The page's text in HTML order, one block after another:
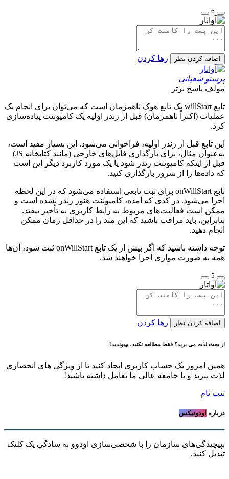
6
اضافه کردن نظر رها کردن
پرستو شعبانی
مولف پاسخ برتر
تابع willStart یک تابع هوک ناهمزمان است که می‌توان برای انجام یک
عملیات (اکثراً ناهمزمان) قبل از رندر اولیه یک کامپوننت پیاده‌سازی
کرد.
این تابع قبل از رندر اولیه، فراخوانی می‌شود. این بسیار مفید است،
به‌عنوان مثال، برای بارگذاری فایل‌های خارجی (مانند کتابخانه JS)
قبل از اینکه کامپوننت رندر شود یا یک مورد کاربرد دیگر این است
که داده‌ها را از سرور بارگذاری کنید.
تابع onWillStart برای ثبت تابعی استفاده می‌شود که در این لحظه
اجرا می‌شود. در کدی که آمده، کامپوننت هنوز رندر نشده است و
ممکن است فعالیت‌های مربوط به رابط کاربری به تأخیر بیفتد.
بنابراین، باید مراقب باشید که این متد را در حداقل زمان ممکن
انجام دهید.
توجه داشته باشید که اگر بیش از یک تابع onWillStart ثبت شود، آن‌ها
همه به صورت موازی اجرا خواهند شد.
5
اضافه کردن نظر رها کردن
از بحث لذت می برید؟ فقط مطالعه نکنید، بپیوندید!
همین امروز یک حساب کاربری ایجاد کنید تا از ویژگی های انحصاری
لذت ببرید و با جامعه عالی ما تعامل داشته باشید!
ثبت نام
درباره اودونیکس
بپیچیدگی‌های سازمان را با شخصی‌سازی اودوو به سادگیِ یک کلیک
تبدیل کنید.